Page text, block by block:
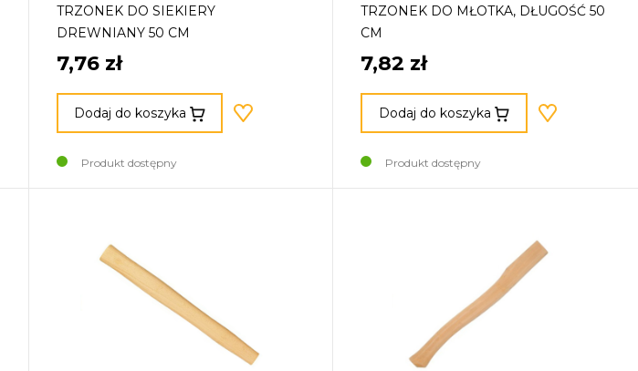
TRZONEK DO SIEKIERY
DREWNIANY 50 CM
7,76 zł
Dodaj do koszyka
Produkt dostępny
TRZONEK DO MŁOTKA, DŁUGOŚĆ 50
CM
7,82 zł
Dodaj do koszyka
Produkt dostępny